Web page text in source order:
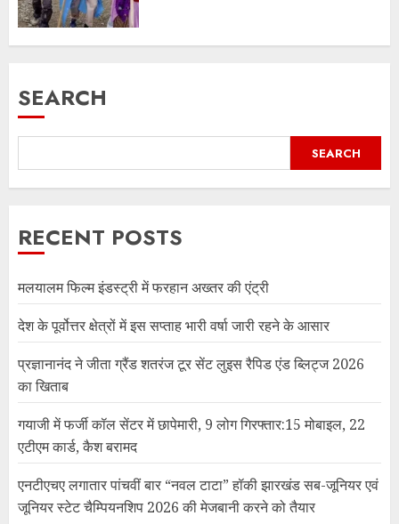
SEARCH
SEARCH
RECENT POSTS
मलयालम फिल्म इंडस्ट्री में फरहान अख्तर की एंट्री
देश के पूर्वोत्तर क्षेत्रों में इस सप्ताह भारी वर्षा जारी रहने के आसार
प्रज्ञानानंद ने जीता ग्रैंड शतरंज टूर सेंट लुइस रैपिड एंड ब्लिट्ज 2026
का खिताब
गयाजी में फर्जी कॉल सेंटर में छापेमारी, 9 लोग गिरफ्तार:15 मोबाइल, 22
एटीएम कार्ड, कैश बरामद
एनटीएचए लगातार पांचवीं बार “नवल टाटा” हॉकी झारखंड सब-जूनियर एवं
जूनियर स्टेट चैम्पियनशिप 2026 की मेजबानी करने को तैयार